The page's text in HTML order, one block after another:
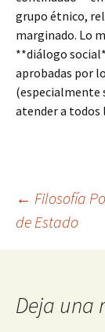
grupo étnico,
marginado. Lo
**diálogo
aprobadas por
(especialmente
atender a todos
de
← Filosofía
de Estado
Deja una